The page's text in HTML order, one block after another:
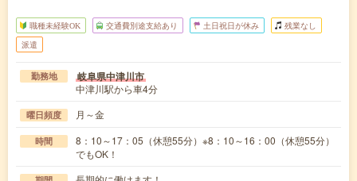
職種未経験OK 交通費別途支給あり 土日祝日が休み 残業なし
派遣
勤務地 岐阜県中津川市
中津川駅から車4分
曜日頻度 月～金
時間
8：10～17：05（休憩55分）※8：10～16：00（休憩55分）
でもOK！